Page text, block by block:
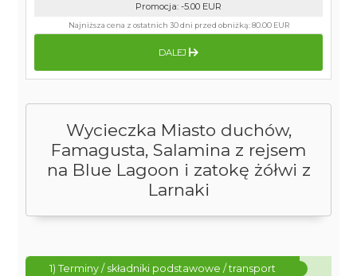
Wycieczka Miasto duchów,
Famagusta, Salamina z rejsem
na Blue Lagoon i zatokę żółwi z
Larnaki
1) Terminy / składniki podstawowe / transport
Promocja: -5.00 EUR
Najniższa cena z ostatnich 30 dni przed obniżką:80.00 EUR
DALEJ